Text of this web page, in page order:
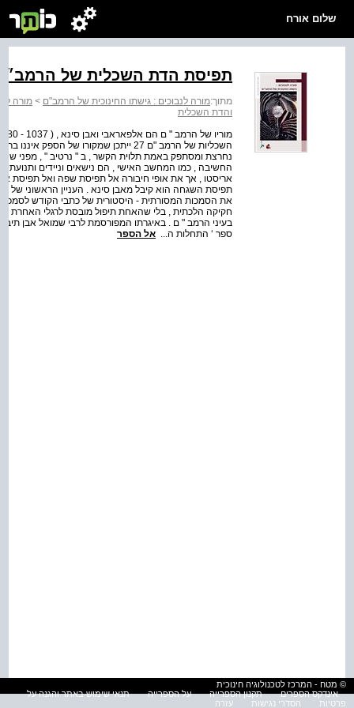
שלום אורח
תפיסת הדת השכלית של הרמב״ם
מתוך:מורה לנבוכים : גישתו החינוכית של הרמב"ם > מורה
והדת השכלית
השכליות של הרמב "ם 27 ייתכן שמקורו של
נחרצת ומסתפק באמת תלוית הקשר , ב " נרטיב " , מפני
החשיבה , כמו המחשב האישי , הם נישאים וניידים
אריסטו , אך את אופי חיבורה אל תפיסת שפה ואל תפיסת
תפיסת השגחה הוא קיבל מאבן סינא . העניין הראשוני של
את הסמכות המסורתית - היסטורית של כתבי הקודש לסמכות
חקיקה הלכתית , בלי שהאחת תיפול מובסת לרגלי האחרת .
בעיני הרמב " ם . באיגרתו המפורסמת לרבי שמואל אבן
ספר ‘ התחלות ה... אל הספר
© מטח - המרכז לטכנולוגיה חינוכית
אינדקס הספרים
תקנון הספרייה על הספרייה
תנאי שימוש באתר והגנה על
פרטיות
הסדרי נגישות עזרה